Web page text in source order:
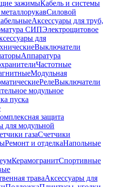
зажимыКабель и системы
Силовой
Аксессуары для труб,
СИПЭлектрощитовое
для
Выключатели
Аппаратура
Частотные
Модульная
РелеВыключатели
модульное
пуска
защита
для модульной
газаСчетчики
Ремонт и отделкаНапольные
КерамогранитСпортивные
траваАксессуары для